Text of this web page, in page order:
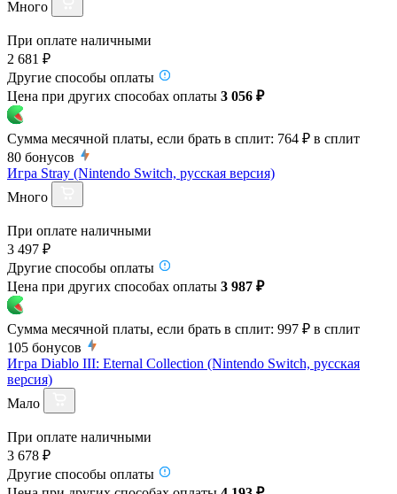
Много
При оплате наличными
2 681 ₽
Другие способы оплаты
Цена при других способах оплаты 3 056 ₽
Сумма месячной платы, если брать в сплит: 764 ₽ в сплит
80 бонусов
Игра Stray (Nintendo Switch, русская версия)
Много
При оплате наличными
3 497 ₽
Другие способы оплаты
Цена при других способах оплаты 3 987 ₽
Сумма месячной платы, если брать в сплит: 997 ₽ в сплит
105 бонусов
Игра Diablo III: Eternal Collection (Nintendo Switch, русская
версия)
Мало
При оплате наличными
3 678 ₽
Другие способы оплаты